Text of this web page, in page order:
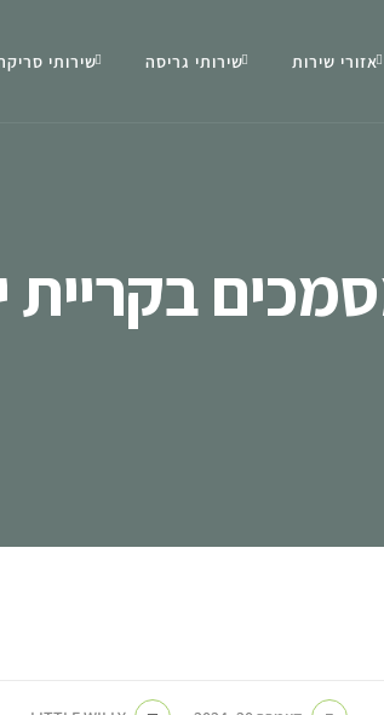
אזורי שירות שירותי גריסה שירותי
בקריית